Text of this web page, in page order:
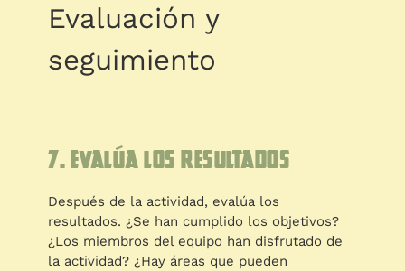
Evaluación y
seguimiento
7. Evalúa los resultados
Después de la actividad, evalúa los
resultados. ¿Se han cumplido los objetivos?
¿Los miembros del equipo han disfrutado de
la actividad? ¿Hay áreas que pueden